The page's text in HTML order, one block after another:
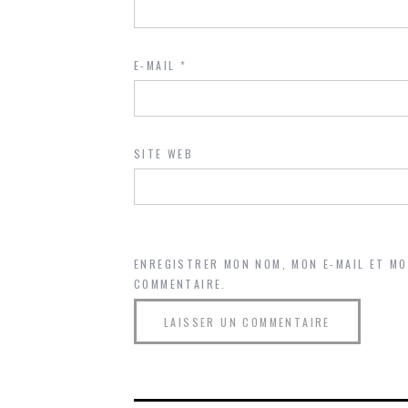
E-MAIL *
SITE WEB
ENREGISTRER MON NOM, MON E-MAIL ET
COMMENTAIRE.